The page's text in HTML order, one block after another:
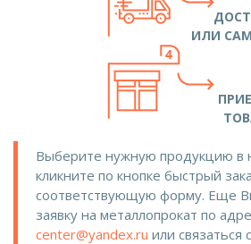
ИЛИ
Выберите нужную продукцию в
кликните по кнопке быстрый
соответствующую форму. Еще
заявку на металлопрокат по
center@yandex.ru или связаться